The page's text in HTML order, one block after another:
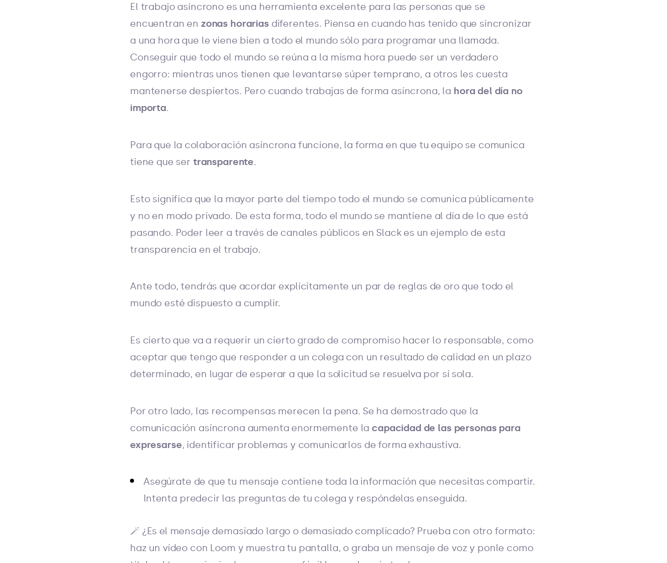
El trabajo asíncrono es una herramienta excelente para las personas que se
encuentran en zonas horarias diferentes. Piensa en cuando has tenido que sincronizar
a una hora que le viene bien a todo el mundo sólo para programar una llamada.
Conseguir que todo el mundo se reúna a la misma hora puede ser un verdadero
engorro: mientras unos tienen que levantarse súper temprano, a otros les cuesta
mantenerse despiertos. Pero cuando trabajas de forma asíncrona, la hora del día no
importa.
Para que la colaboración asíncrona funcione, la forma en que tu equipo se comunica
tiene que ser transparente.
Esto significa que la mayor parte del tiempo todo el mundo se comunica públicamente
y no en modo privado. De esta forma, todo el mundo se mantiene al día de lo que está
pasando. Poder leer a través de canales públicos en Slack es un ejemplo de esta
transparencia en el trabajo.
Ante todo, tendrás que acordar explícitamente un par de reglas de oro que todo el
mundo esté dispuesto a cumplir.
Es cierto que va a requerir un cierto grado de compromiso hacer lo responsable, como
aceptar que tengo que responder a un colega con un resultado de calidad en un plazo
determinado, en lugar de esperar a que la solicitud se resuelva por sí sola.
Por otro lado, las recompensas merecen la pena. Se ha demostrado que la
comunicación asíncrona aumenta enormemente la capacidad de las personas para
expresarse, identificar problemas y comunicarlos de forma exhaustiva.
Asegúrate de que tu mensaje contiene toda la información que necesitas compartir.
Intenta predecir las preguntas de tu colega y respóndelas enseguida.
🪄 ¿Es el mensaje demasiado largo o demasiado complicado? Prueba con otro formato:
haz un vídeo con Loom y muestra tu pantalla, o graba un mensaje de voz y ponle como